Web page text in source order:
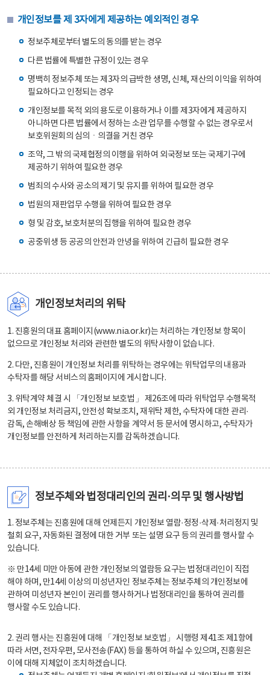
개인정보를 제 3자에게 제공하는 예외적인 경우
정보주체로부터 별도의 동의를 받는 경우
다른 법률에 특별한 규정이 있는 경우
명백히 정보주체 또는 제3자의 급박한 생명, 신체, 재산의 이익을 위하여
필요하다고 인정되는 경우
개인정보를 목적 외의 용도로 이용하거나 이를 제3자에게 제공하지
아니하면 다른 법률에서 정하는 소관 업무를 수행할 수 없는 경우로서
보호위원회의 심의ㆍ의결을 거친 경우
조약, 그 밖의 국제협정의 이행을 위하여 외국정보 또는 국제기구에
제공하기 위하여 필요한 경우
범죄의 수사와 공소의 제기 및 유지를 위하여 필요한 경우
법원의 재판업무 수행을 위하여 필요한 경우
형 및 감호, 보호처분의 집행을 위하여 필요한 경우
공중위생 등 공공의 안전과 안녕을 위하여 긴급히 필요한 경우
개인정보처리의 위탁
1. 진흥원의 대표 홈페이지(www.nia.or.kr)는 처리하는 개인정보 항목이
없으므로 개인정보 처리와 관련한 별도의 위탁사항이 없습니다.
2. 다만, 진흥원이 개인정보 처리를 위탁하는 경우에는 위탁업무의 내용과
수탁자를 해당 서비스의 홈페이지에 게시합니다.
3. 위탁계약 체결 시 「개인정보 보호법」 제26조에 따라 위탁업무 수행목적
외 개인정보 처리금지, 안전성 확보조치, 재위탁 제한, 수탁자에 대한 관리·
감독, 손해배상 등 책임에 관한 사항을 계약서 등 문서에 명시하고, 수탁자가
개인정보를 안전하게 처리하는지를 감독하겠습니다.
정보주체와 법정대리인의 권리·의무 및 행사방법
1. 정보주체는 진흥원에 대해 언제든지 개인정보 열람·정정·삭제·처리정지 및
철회 요구, 자동화된 결정에 대한 거부 또는 설명 요구 등의 권리를 행사할 수
있습니다.
※ 만14세 미만 아동에 관한 개인정보의 열람등 요구는 법정대리인이 직접
해야 하며, 만14세 이상의 미성년자인 정보주체는 정보주체의 개인정보에
관하여 미성년자 본인이 권리를 행사하거나 법정대리인을 통하여 권리를
행사할 수도 있습니다.
2. 권리 행사는 진흥원에 대해 「개인정보 보호법」 시행령 제41조 제1항에
따라 서면, 전자우편, 모사전송(FAX) 등을 통하여 하실 수 있으며, 진흥원은
이에 대해 지체없이 조치하겠습니다.